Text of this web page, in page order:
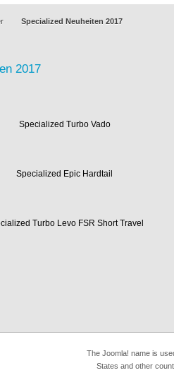
Specialized Neuheiten 2017
2017
Specialized Turbo Vado
Specialized Epic Hardtail
Turbo Levo FSR Short Travel
The Joomla! name is
States and other